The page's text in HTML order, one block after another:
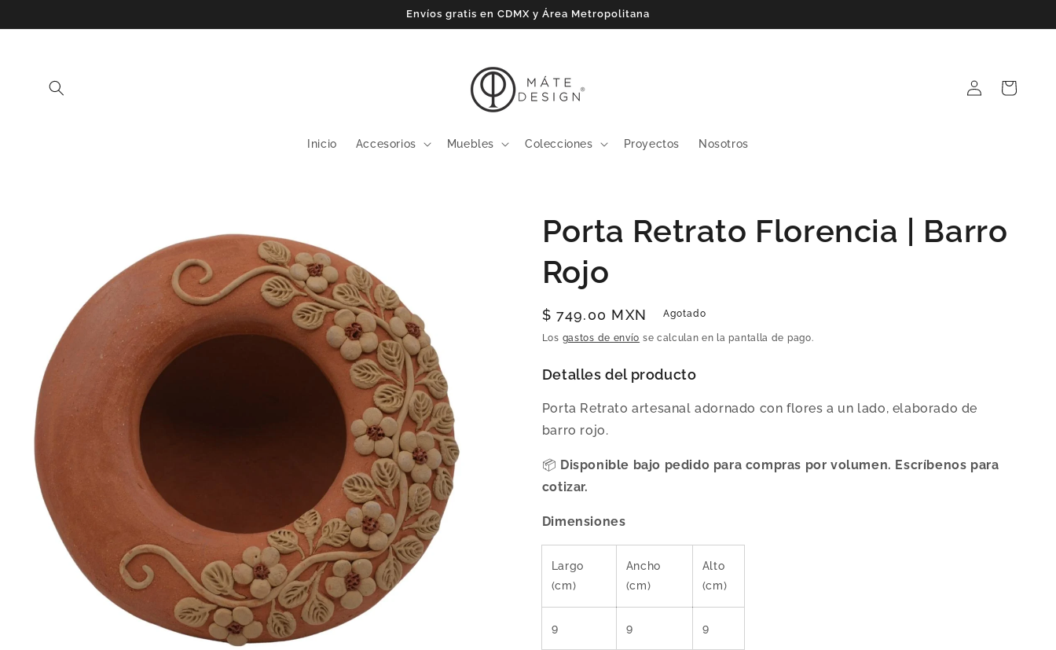
al contenido
Envíos gratis en CDMX y Área Metropolitana
Inicio Accesorios Muebles Colecciones Proyectos Nosotros
sesión
Carrito
Porta Retrato Florencia | Barro
Rojo
Precio
habitual
$ 749.00 MXN Agotado
Los gastos de envío se calculan en la pantalla de pago.
Detalles del producto
Porta Retrato artesanal adornado con flores a un lado, elaborado de
barro rojo.
📦 Disponible bajo pedido para compras por volumen. Escríbenos para
cotizar.
Dimensiones
Largo
(cm)
Ancho
(cm)
Alto
(cm)
9 9 9